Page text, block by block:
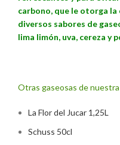
carbono, que le otorga la
diversos sabores de
lima limón, uva, cereza y
Otras gaseosas de
La Flor del Jucar 1,25L
Schuss 50cl